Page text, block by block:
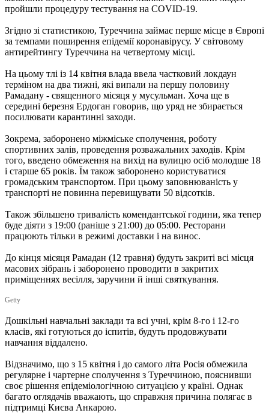
пройшли процедуру тестування на COVID-19.
Згідно зі статистикою, Туреччина займає перше місце в Європі
за темпами поширення епідемії коронавірусу. У світовому
антирейтингу Туреччина на четвертому місці.
На цьому тлі із 14 квітня влада ввела частковий локдаун
терміном на два тижні, які випали на першу половину
Рамадану - священного місяця у мусульман. Хоча ще в
середині березня Ердоган говорив, що уряд не збирається
посилювати карантинні заходи.
Зокрема, заборонено міжміське сполучення, роботу
спортивних залів, проведення розважальних заходів. Крім
того, введено обмеження на вихід на вулицю осіб молодше 18
і старше 65 років. Їм також заборонено користуватися
громадським транспортом. При цьому заповнюваність у
транспорті не повинна перевищувати 50 відсотків.
Також збільшено тривалість комендантської години, яка тепер
буде діяти з 19:00 (раніше з 21:00) до 05:00. Ресторани
працюють тільки в режимі доставки і на винос.
До кінця місяця Рамадан (12 травня) будуть закриті всі місця
масових зібрань і заборонено проводити в закритих
приміщеннях весілля, заручини й інші святкування.
Getty
Дошкільні навчальні заклади та всі учні, крім 8-го і 12-го
класів, які готуються до іспитів, будуть продовжувати
навчання віддалено.
Відзначимо, що з 15 квітня і до самого літа Росія обмежила
регулярне і чартерне сполучення з Туреччиною, пояснивши
своє рішення епідеміологічною ситуацією у країні. Однак
багато оглядачів вважають, що справжня причина полягає в
підтримці Києва Анкарою.